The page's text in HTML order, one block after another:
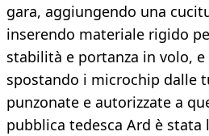
gara, aggiungendo una
inserendo materiale rigido
stabilità e portanza in volo,
spostando i microchip dalle
punzonate e autorizzate a
pubblica tedesca Ard è